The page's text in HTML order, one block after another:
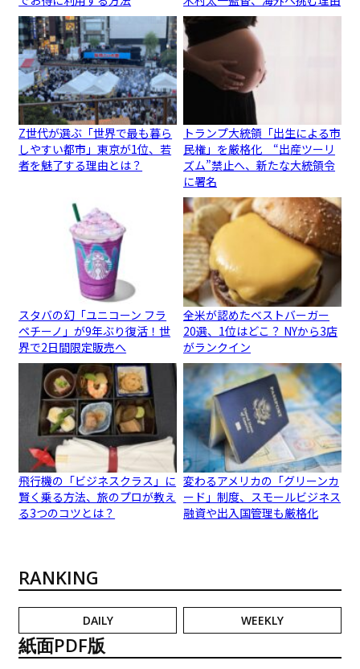
Z世代が選ぶ「世界で最も暮ら
しやすい都市」東京が1位、若
者を魅了する理由とは？
トランプ大統領「出生による市
民権」を厳格化 “出産ツーリ
ズム”禁止へ、新たな大統領令
に署名
スタバの幻「ユニコーン フラ
ペチーノ」が9年ぶり復活！世
界で2日間限定販売へ
全米が認めたベストバーガー
20選、1位はどこ？ NYから3店
がランクイン
飛行機の「ビジネスクラス」に
賢く乗る方法、旅のプロが教え
る3つのコツとは？
変わるアメリカの「グリーンカ
ード」制度、スモールビジネス
融資や出入国管理も厳格化
RANKING
DAILY WEEKLY
紙面PDF版